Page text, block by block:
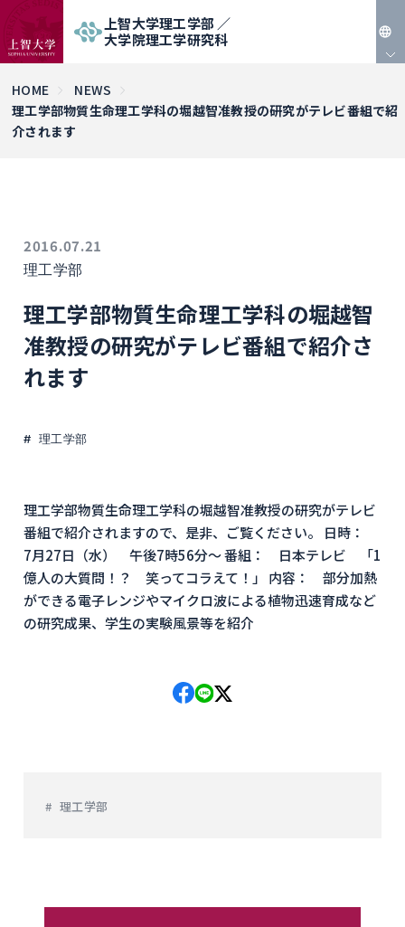
上智大学理工学部 ／
大学院理工学研究科
EN
HOME
NEWS
理工学部物質生命理工学科の堀越智准教授の研究がテレビ番組で紹
介されます
2016.07.21
理工学部
理工学部物質生命理工学科の堀越智
准教授の研究がテレビ番組で紹介さ
れます
理工学部
理工学部物質生命理工学科の堀越智准教授の研究がテレビ
番組で紹介されますので、是非、ご覧ください。 日時：
7月27日（水） 午後7時56分～ 番組： 日本テレビ 「1
億人の大質問！？ 笑ってコラえて！」 内容： 部分加熱
ができる電子レンジやマイクロ波による植物迅速育成など
の研究成果、学生の実験風景等を紹介
理工学部